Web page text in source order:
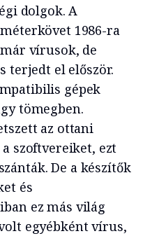
dolgok. A
1986-ra
vírusok, de
terjedt el először.
gépek
tömegben.
az ottani
szoftvereiket, ezt
De a készítők
és
ez más világ
egyébként vírus,